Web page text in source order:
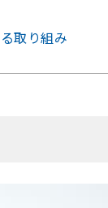
取り組み